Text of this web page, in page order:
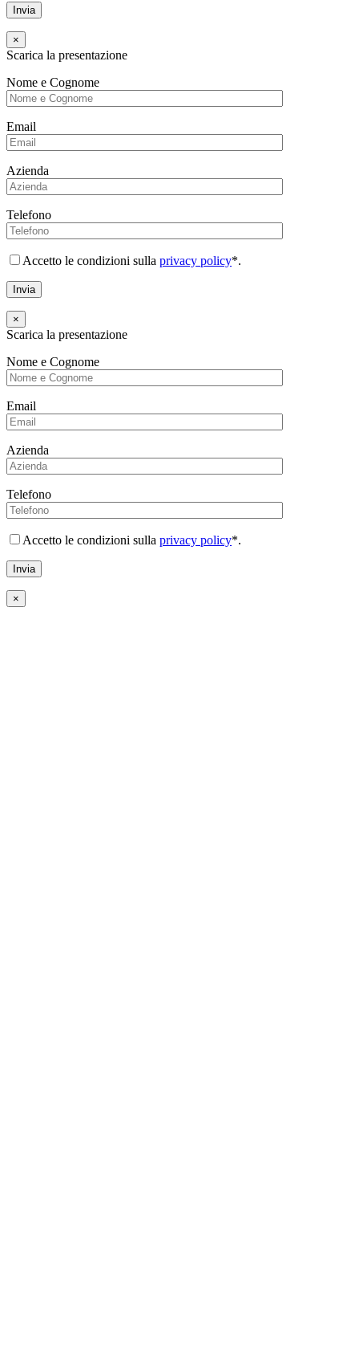
×
Scarica la presentazione
Nome e Cognome
Email
Azienda
Telefono
Accetto le condizioni sulla privacy policy*.
×
Scarica la presentazione
Nome e Cognome
Email
Azienda
Telefono
Accetto le condizioni sulla privacy policy*.
×